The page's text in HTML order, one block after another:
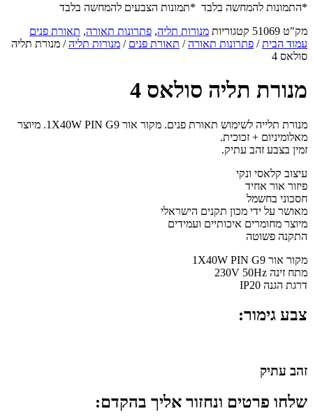
*התמונות להמחשה בלבד *תמונות הצבעים להמחשה בלבד
מק"ט 51069 קטגוריות מנורות תליה, פתרונות תאורה, תאורת פנים
עמוד הבית/ פתרונות תאורה/ תאורת פנים / מנורות תליה/ מנורת תליה
סולאס 4
מנורת תליה סולאס 4
מנורת תלייה לשימוש תאורת פנים. מקור אור 1X40W PIN G9. מיוצר
מאלומיניום + זכוכית.
זמין בצבע זהב עתיק.
עיצוב קלאסי ונקי
פיזור אור אחיד
חסכוני בחשמל
מאושר על ידי מכון תקנים הישראלי
מיוצר מחומרים איכותיים ועמידים
התקנה פשוטה
מקור אור 1X40W PIN G9
מתח זינה 230V 50Hz
דרגת הגנה IP20
צבע גימור:
זהב עתיק
שלחו פרטים ונחזור אליך בהקדם: